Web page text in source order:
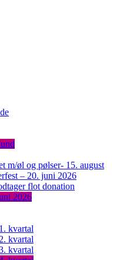
m/øl og pølser- 15. august
– 20. juni 2026
flot donation
2026
kvartal
kvartal
kvartal